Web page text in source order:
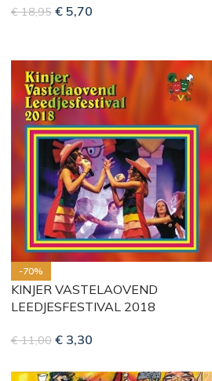
€18,95 €5,70
-70%
KINJER VASTELAOVEND
LEEDJESFESTIVAL 2018
€11,00 €3,30